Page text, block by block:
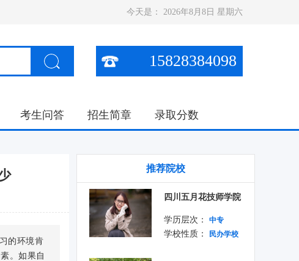
今天是： 2026年8月8日 星期六
15828384098
考生问答 招生简章 录取分数
的环境肯
。如果自
推荐院校
四川五月花技师学院
学历层次： 中专
学校性质： 民办学校